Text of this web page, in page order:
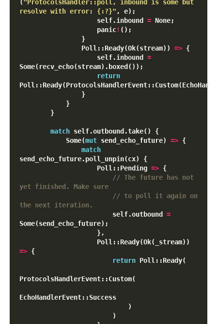
("ProtocolsHandler::poll, inbound is some but
resolve with error: {:?}" , e);
                    self.inbound
= None;
                    panic
! ();
                Poll::Ready(Ok(stream))
=> {
                    self.inbound
=
Some(recv_echo(stream).boxed());
return
match self.outbound.take() {
            Some(
mut send_echo_future) => {
match
send_echo_future.poll_unpin(cx) {
                    Poll::Pending
=> {
// The future has not
// to poll it again on
                        self.outbound
=
Some(send_echo_future);
=> {
return Poll::Ready(
ProtocolsHandlerEvent::Custom(
EchoHandlerEvent::Success